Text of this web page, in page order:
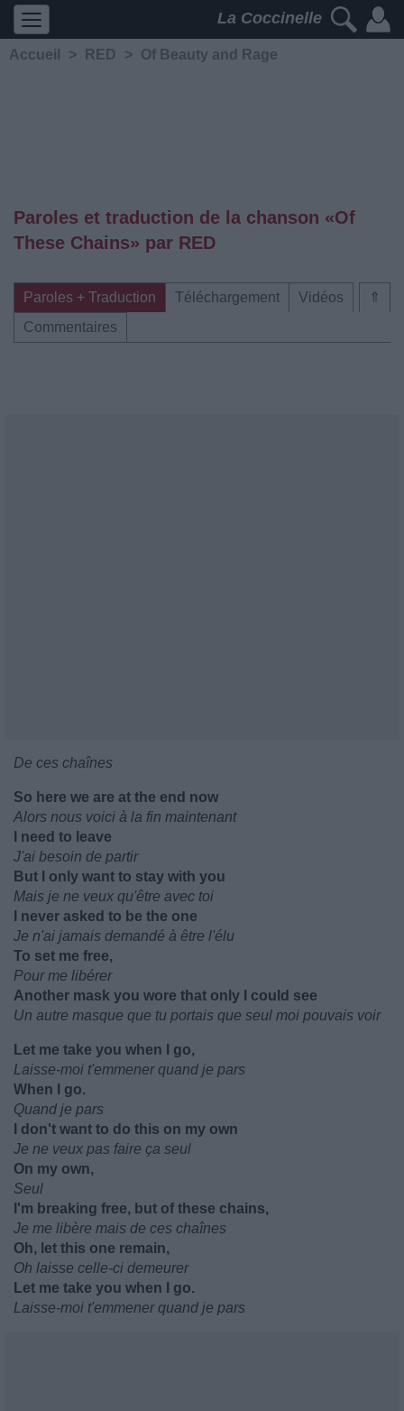
La Coccinelle
Accueil > RED > Of Beauty and Rage
Paroles et traduction de la chanson «Of
These Chains» par RED
⇑
Paroles + Traduction Téléchargement
Vidéos
Commentaires
De ces chaînes
So here we are at the end now
Alors nous voici à la fin maintenant
I need to leave
J'ai besoin de partir
But I only want to stay with you
Mais je ne veux qu'être avec toi
I never asked to be the one
Je n'ai jamais demandé à être l'élu
To set me free,
Pour me libérer
Another mask you wore that only I could see
Un autre masque que tu portais que seul moi pouvais voir
Let me take you when I go,
Laisse-moi t'emmener quand je pars
When I go.
Quand je pars
I don't want to do this on my own
Je ne veux pas faire ça seul
On my own,
Seul
I'm breaking free, but of these chains,
Je me libère mais de ces chaînes
Oh, let this one remain,
Oh laisse celle-ci demeurer
Let me take you when I go.
Laisse-moi t'emmener quand je pars